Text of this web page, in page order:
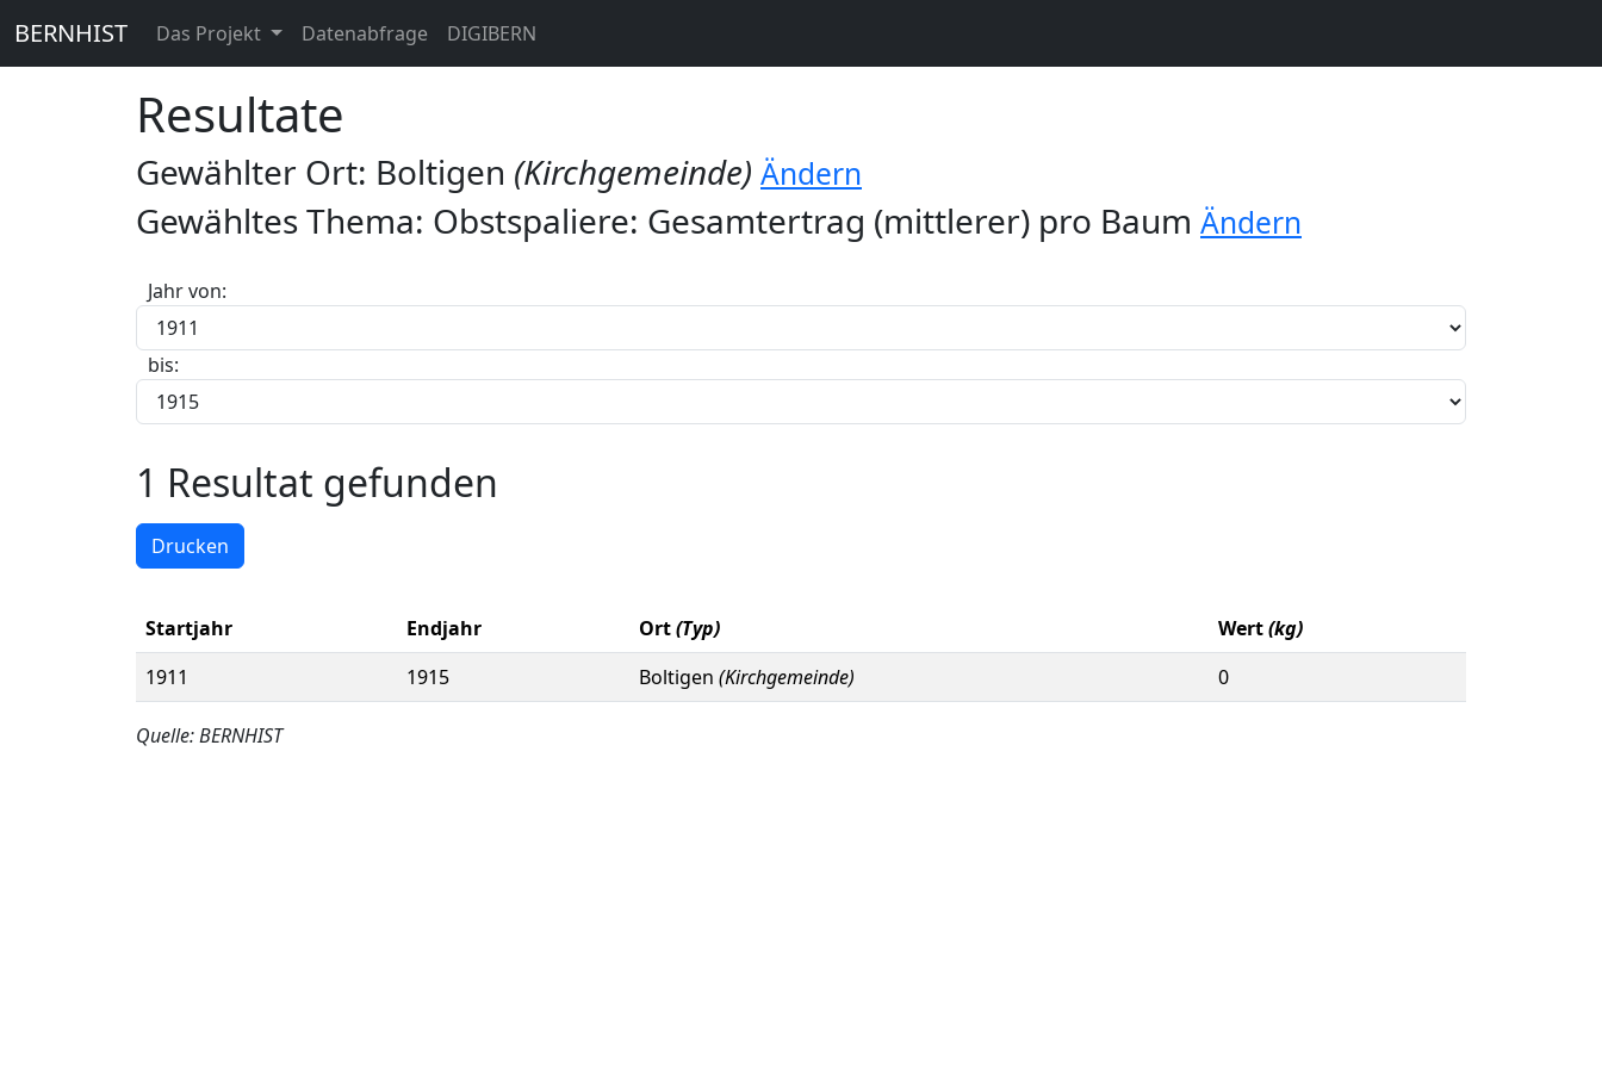
BERNHIST Das Projekt Datenabfrage DIGIBERN
Resultate
Gewählter Ort: Boltigen (Kirchgemeinde) Ändern
Gewähltes Thema: Obstspaliere: Gesamtertrag (mittlerer) pro Baum Ändern
Jahr von:
bis:
1 Resultat gefunden
Drucken
Startjahr Endjahr Ort(Typ) Wert(kg)
1911
1915 Boltigen (Kirchgemeinde) 0
Quelle: BERNHIST